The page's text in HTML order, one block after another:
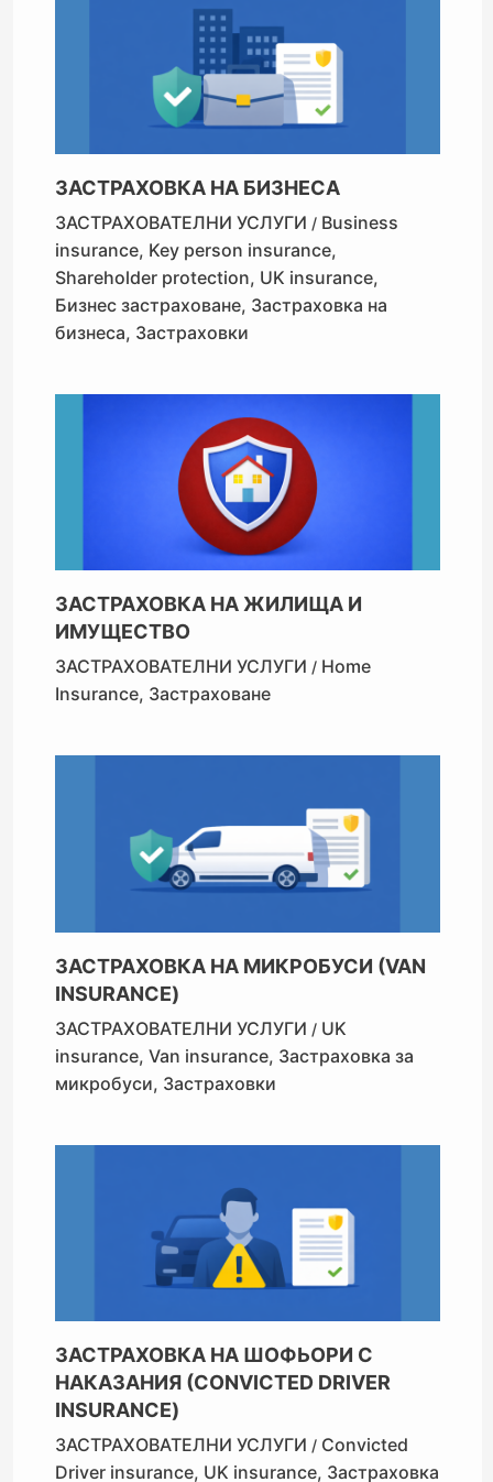
ЗАСТРАХОВКА НА БИЗНЕСА
ЗАСТРАХОВАТЕЛНИ УСЛУГИ / Business
insurance, Key person insurance,
Shareholder protection, UK insurance,
Бизнес застраховане, Застраховка на
бизнеса, Застраховки
ЗАСТРАХОВКА НА ЖИЛИЩА И
ИМУЩЕСТВО
ЗАСТРАХОВАТЕЛНИ УСЛУГИ / Home
Insurance, Застраховане
ЗАСТРАХОВКА НА МИКРОБУСИ (VAN
INSURANCE)
ЗАСТРАХОВАТЕЛНИ УСЛУГИ / UK
insurance,Van insurance, Застраховка за
микробуси, Застраховки
ЗАСТРАХОВКА НА ШОФЬОРИ С
НАКАЗАНИЯ (CONVICTED DRIVER
INSURANCE)
ЗАСТРАХОВАТЕЛНИ УСЛУГИ / Convicted
Driver insurance, UK insurance, Застраховка